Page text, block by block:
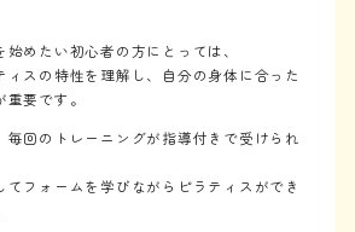
めたい初心者の方にとっては、
ィスの特性を理解し、自分の身体に合った
要です。
毎回のトレーニングが指導付きで受けられ
フォームを学びながらピラティスができ